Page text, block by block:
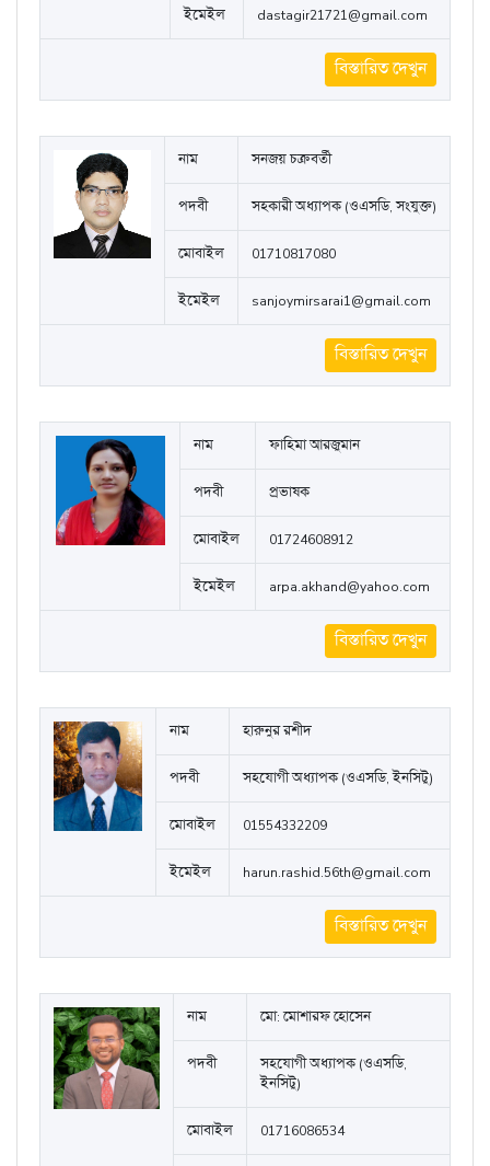
ইমেইল dastagir21721@gmail.com
বিস্তারিত দেখুন
নাম সনজয় চক্রবর্তী
পদবী সহকারী অধ্যাপক (ওএসডি, সংযুক্ত)
মোবাইল 01710817080
ইমেইল sanjoymirsarai1@gmail.com
বিস্তারিত দেখুন
নাম ফাহিমা আরজুমান
পদবী প্রভাষক
মোবাইল 01724608912
ইমেইল arpa.akhand@yahoo.com
বিস্তারিত দেখুন
নাম হারুনুর রশীদ
পদবী সহযোগী অধ্যাপক (ওএসডি, ইনসিটু)
মোবাইল 01554332209
ইমেইল harun.rashid.56th@gmail.com
বিস্তারিত দেখুন
নাম মো: মোশারফ হোসেন
পদবী
সহযোগী অধ্যাপক (ওএসডি,
ইনসিটু)
মোবাইল 01716086534